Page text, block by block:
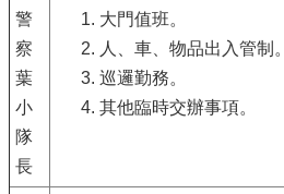
警
察
葉
小
隊
長
大門值班。
人、車、物品出入管制。
巡邏勤務。
其他臨時交辦事項。